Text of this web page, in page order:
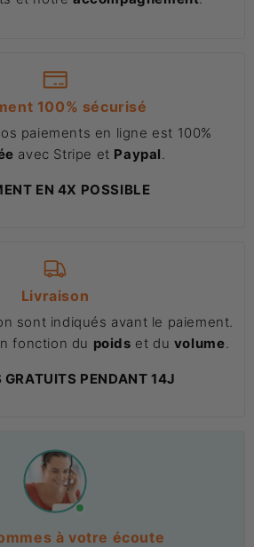
100% sécurisé
paiements en ligne est 100%
avec Stripe et Paypal
EN 4X POSSIBLE
Livraison
sont indiqués avant le paiement.
fonction du poids et du volume
GRATUITS PENDANT 14J
à votre écoute